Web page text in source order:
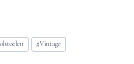
#Vintage